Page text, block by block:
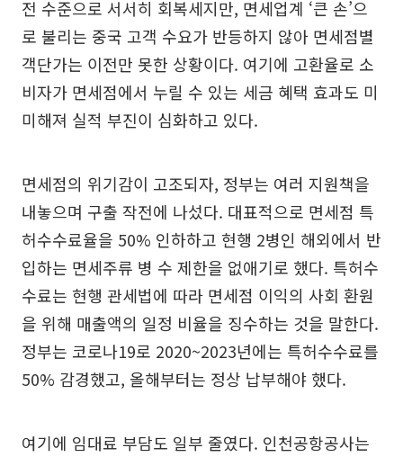
전 수준으로 서서히 회복세지만, 면세업계 ‘큰 손’으
로 불리는 중국 고객 수요가 반등하지 않아 면세점별
객단가는 이전만 못한 상황이다. 여기에 고환율로 소
비자가 면세점에서 누릴 수 있는 세금 혜택 효과도 미
미해져 실적 부진이 심화하고 있다.
면세점의 위기감이 고조되자, 정부는 여러 지원책을
내놓으며 구출 작전에 나섰다. 대표적으로 면세점 특
허수수료율을 50% 인하하고 현행 2병인 해외에서 반
입하는 면세주류 병 수 제한을 없애기로 했다. 특허수
수료는 현행 관세법에 따라 면세점 이익의 사회 환원
을 위해 매출액의 일정 비율을 징수하는 것을 말한다.
정부는 코로나19로 2020~2023년에는 특허수수료를
50% 감경했고, 올해부터는 정상 납부해야 했다.
여기에 임대료 부담도 일부 줄였다. 인천공항공사는